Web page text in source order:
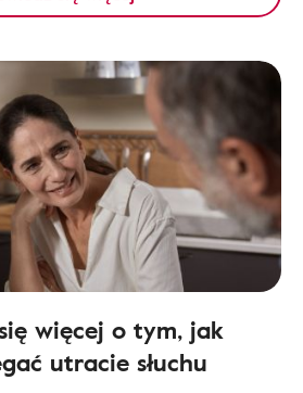
więcej o tym, jak
utracie słuchu